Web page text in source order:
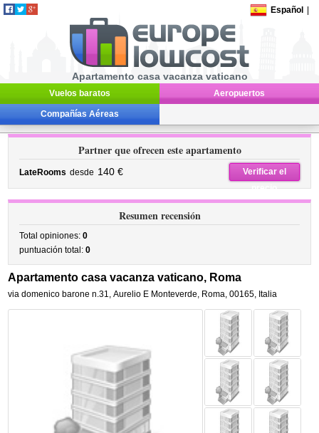
Español
Apartamento casa vacanza vaticano
Vuelos baratos Aeropuertos
Compañías Aéreas
Partner que ofrecen este apartamento
LateRooms desde 140 €
Verificar el
precio
Resumen recensión
Total opiniones:0
puntuación total:0
Apartamento casa vacanza vaticano, Roma
via domenico barone n.31,Aurelio E Monteverde, Roma,00165, Italia